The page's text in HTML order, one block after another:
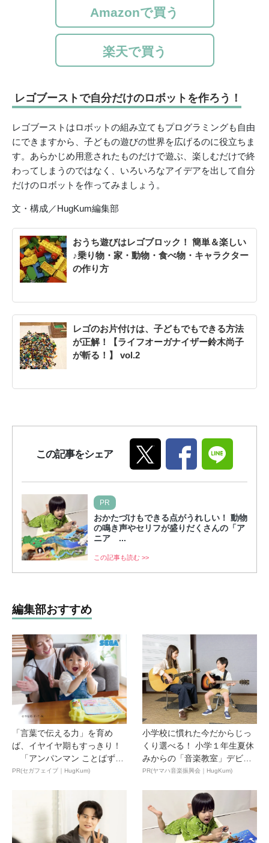
Amazonで買う
楽天で買う
レゴブーストで自分だけのロボットを作ろう！
レゴブーストはロボットの組み立てもプログラミングも自由
にできますから、子どもの遊びの世界を広げるのに役立ちま
す。あらかじめ用意されたものだけで遊ぶ、楽しむだけで終
わってしまうのではなく、いろいろなアイデアを出して自分
だけのロボットを作ってみましょう。
文・構成／HugKum編集部
おうち遊びはレゴブロック！ 簡単＆楽しい
♪乗り物・家・動物・食べ物・キャラクター
の作り方
レゴのお片付けは、子どもでもできる方法
が正解！【ライフオーガナイザー鈴木尚子
が斬る！】 vol.2
この記事をシェア
PR
おかたづけもできる点がうれしい！ 動物
の鳴き声やセリフが盛りだくさんの「ア
ニア ...
この記事も読む >>
編集部おすすめ
「言葉で伝える力」を育め
ば、イヤイヤ期もすっきり！
「アンパンマン ことばずか
ん...
PR(セガフェイブ｜HugKum)
小学校に慣れた今だからじっ
くり選べる！ 小学１年生夏休
みからの「音楽教室」デビ
ュ...
PR(ヤマハ音楽振興会｜HugKum)